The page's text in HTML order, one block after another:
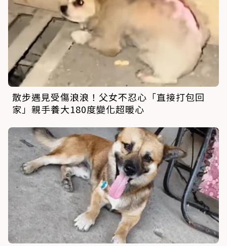
散步遇見受傷浪浪！父女不忍心「直接打包回
家」親手養大180度變化超暖心